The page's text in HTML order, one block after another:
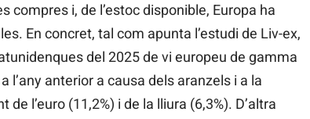
compres i, de l’estoc disponible, Europa ha
En concret, tal com apunta l’estudi de Liv-ex,
del 2025 de vi europeu de gamma
l’any anterior a causa dels aranzels i a la
l’euro (11,2%) i de la lliura (6,3%). D’altra